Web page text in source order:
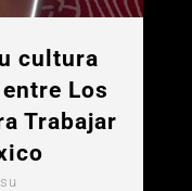
cultura
Los
Trabajar